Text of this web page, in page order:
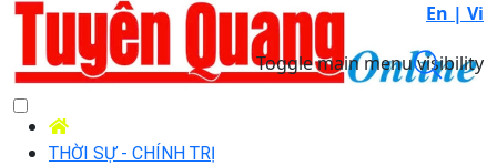
En | Vi
Toggle main menu visibility
THỜI SỰ - CHÍNH TRỊ